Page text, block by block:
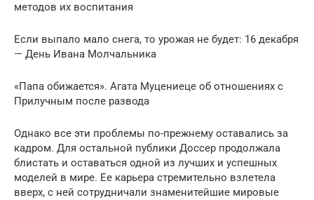
методов их воспитания
Если выпало мало снега, то урожая не будет: 16 декабря
— День Ивана Молчальника
«Папа обижается». Агата Муцениеце об отношениях с
Прилучным после развода
Однако все эти проблемы по-прежнему оставались за
кадром. Для остальной публики Доссер продолжала
блистать и оставаться одной из лучших и успешных
моделей в мире. Ее карьера стремительно взлетела
вверх, с ней сотрудничали знаменитейшие мировые